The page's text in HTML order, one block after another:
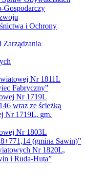
Gospodarczy
i Ochrony
Zarządzania
Nr 1811L
Fabryczny”
Nr 1719L
wraz ze ścieżką
Nr 1719L, gm.
Nr 1803L
(gmina Sawin)”
Nr 1820L,
i Ruda-Huta”